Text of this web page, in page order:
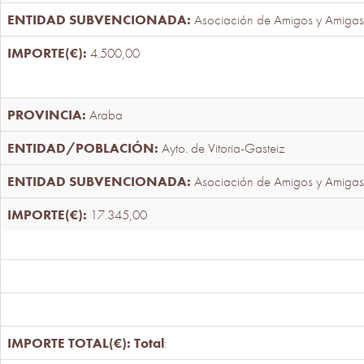
Asociación de Amigos y
4.500,00
Araba
Ayto. de Vitoria-Gasteiz
Asociación de Amigos y
17.345,00
Total: